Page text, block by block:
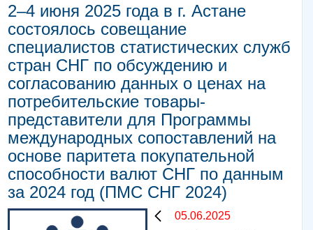
2–4 июня 2025 года в г. Астане
состоялось совещание
специалистов статистических служб
стран СНГ по обсуждению и
согласованию данных о ценах на
потребительские товары-
представители для Программы
международных сопоставлений на
основе паритета покупательной
способности валют СНГ по данным
за 2024 год (ПМС СНГ 2024)
05.06.2025